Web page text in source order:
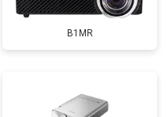
B1MR